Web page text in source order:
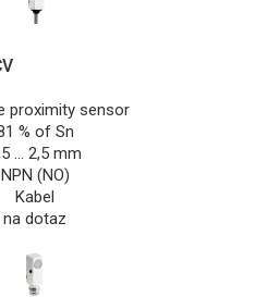
proximity sensor
% of Sn
… 2,5 mm
NPN (NO)
Kabel
na dotaz